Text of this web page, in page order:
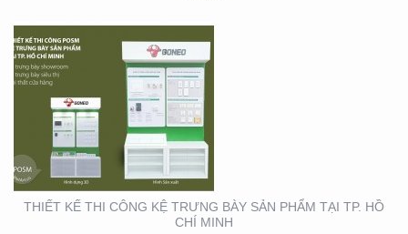
THIẾT KẾ THI CÔNG KỆ TRƯNG BÀY SẢN PHẨM TẠI TP. HỒ
CHÍ MINH
THIẾT KẾ SẢN XUẤT
BOOTH SAMPLING TẠI
TP. HỒ CHÍ MINH